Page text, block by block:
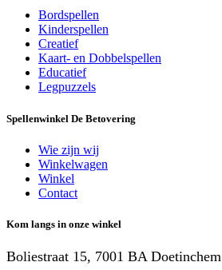
Bordspellen
Kinderspellen
Creatief
Kaart- en Dobbelspellen
Educatief
Legpuzzels
Spellenwinkel De Betover​ing
Wie zijn wij
Winkelwagen
Winkel
Contact
Kom langs in onze winkel
Boliestraat 15, 7001 BA Doetinchem